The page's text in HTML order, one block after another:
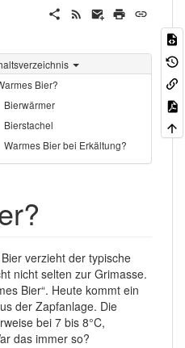
Bier?
Bierwärmer
Bierstachel
Warmes Bier bei Erkältung?
verzieht der typische
nicht selten zur Grimasse.
Bier“. Heute kommt ein
der Zapfanlage. Die
bei 7 bis 8°C,
das immer so?